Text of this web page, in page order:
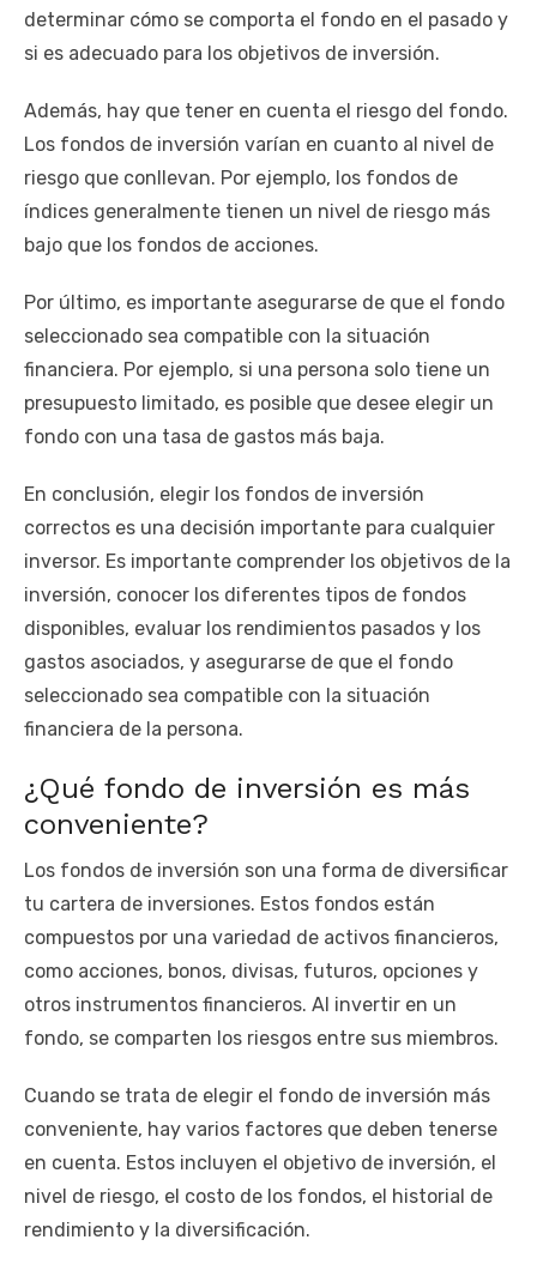
determinar cómo se comporta el fondo en el pasado y
si es adecuado para los objetivos de inversión.
Además, hay que tener en cuenta el riesgo del fondo.
Los fondos de inversión varían en cuanto al nivel de
riesgo que conllevan. Por ejemplo, los fondos de
índices generalmente tienen un nivel de riesgo más
bajo que los fondos de acciones.
Por último, es importante asegurarse de que el fondo
seleccionado sea compatible con la situación
financiera. Por ejemplo, si una persona solo tiene un
presupuesto limitado, es posible que desee elegir un
fondo con una tasa de gastos más baja.
En conclusión, elegir los fondos de inversión
correctos es una decisión importante para cualquier
inversor. Es importante comprender los objetivos de la
inversión, conocer los diferentes tipos de fondos
disponibles, evaluar los rendimientos pasados y los
gastos asociados, y asegurarse de que el fondo
seleccionado sea compatible con la situación
financiera de la persona.
¿Qué fondo de inversión es más
conveniente?
Los fondos de inversión son una forma de diversificar
tu cartera de inversiones. Estos fondos están
compuestos por una variedad de activos financieros,
como acciones, bonos, divisas, futuros, opciones y
otros instrumentos financieros. Al invertir en un
fondo, se comparten los riesgos entre sus miembros.
Cuando se trata de elegir el fondo de inversión más
conveniente, hay varios factores que deben tenerse
en cuenta. Estos incluyen el objetivo de inversión, el
nivel de riesgo, el costo de los fondos, el historial de
rendimiento y la diversificación.